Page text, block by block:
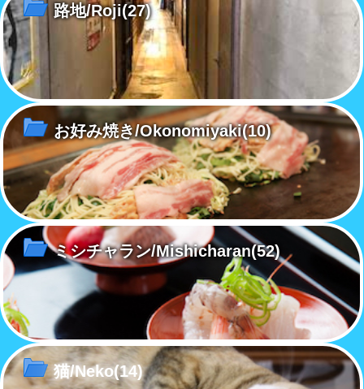
路地/Roji(27)
お好み焼き/Okonomiyaki(10)
ミシチャラン/Mishicharan(52)
猫/Neko(14)